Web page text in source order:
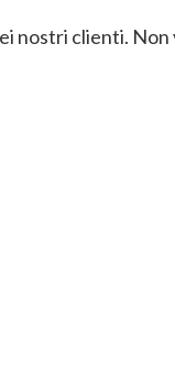
nostri clienti. Non